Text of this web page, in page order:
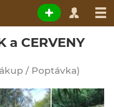
a CERVENY
/ Poptávka)